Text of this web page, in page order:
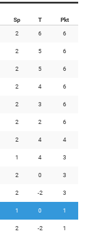
Sp T Pkt
2 6 6
2 5 6
2 5 6
2 4 6
2 3 6
2 2 6
2 4 4
1 4 3
2 0 3
2 -2 3
1 0 1
2 -2 1